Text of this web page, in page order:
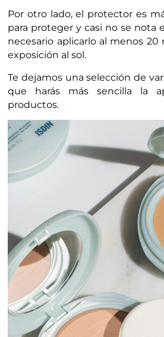
Por otro lado, el protector es
para proteger y casi no se nota
necesario aplicarlo al menos
exposición al sol.
Te dejamos una selección de
que harás más sencilla la
productos.